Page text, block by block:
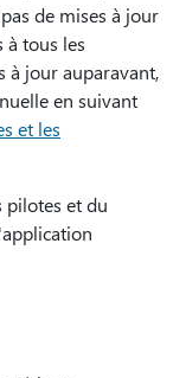
de mises à jour
à tous les
à jour auparavant,
en suivant
et les
pilotes et du